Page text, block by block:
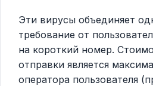
Эти вирусы объединяет
требование от
на короткий номер.
отправки является
оператора пользователя